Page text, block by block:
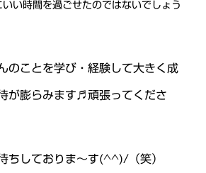
いい時間を過ごせたのではないでしょう
のことを学び・経験して大きく成
が膨らみます♬頑張ってくださ
ちしておりま～す(^^)/（笑）